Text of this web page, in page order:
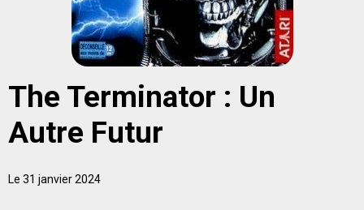
The Terminator : Un
Autre Futur
Le 31 janvier 2024